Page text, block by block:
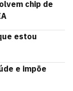
chip de
estou
e impõe